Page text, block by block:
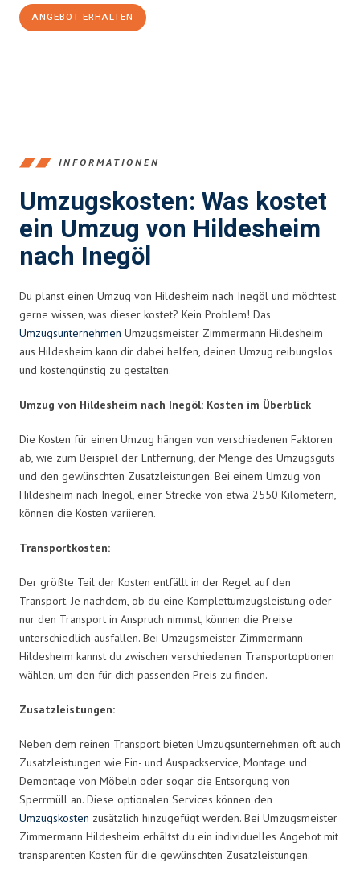
ANGEBOT ERHALTEN
INFORMATIONEN
Umzugskosten: Was kostet
ein Umzug von Hildesheim
nach Inegöl
Du planst einen Umzug von Hildesheim nach Inegöl und möchtest
gerne wissen, was dieser kostet? Kein Problem! Das
Umzugsunternehmen Umzugsmeister Zimmermann Hildesheim
aus Hildesheim kann dir dabei helfen, deinen Umzug reibungslos
und kostengünstig zu gestalten.
Umzug von Hildesheim nach Inegöl: Kosten im Überblick
Die Kosten für einen Umzug hängen von verschiedenen Faktoren
ab, wie zum Beispiel der Entfernung, der Menge des Umzugsguts
und den gewünschten Zusatzleistungen. Bei einem Umzug von
Hildesheim nach Inegöl, einer Strecke von etwa 2550 Kilometern,
können die Kosten variieren.
Transportkosten:
Der größte Teil der Kosten entfällt in der Regel auf den
Transport. Je nachdem, ob du eine Komplettumzugsleistung oder
nur den Transport in Anspruch nimmst, können die Preise
unterschiedlich ausfallen. Bei Umzugsmeister Zimmermann
Hildesheim kannst du zwischen verschiedenen Transportoptionen
wählen, um den für dich passenden Preis zu finden.
Zusatzleistungen:
Neben dem reinen Transport bieten Umzugsunternehmen oft auch
Zusatzleistungen wie Ein- und Auspackservice, Montage und
Demontage von Möbeln oder sogar die Entsorgung von
Sperrmüll an. Diese optionalen Services können den
Umzugskosten zusätzlich hinzugefügt werden. Bei Umzugsmeister
Zimmermann Hildesheim erhältst du ein individuelles Angebot mit
transparenten Kosten für die gewünschten Zusatzleistungen.